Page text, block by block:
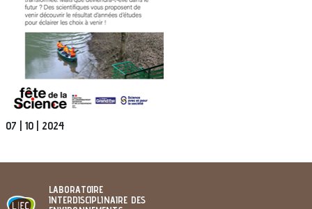
07 | 10 | 2024
LABORATOIRE
INTERDISCIPLINAIRE DES